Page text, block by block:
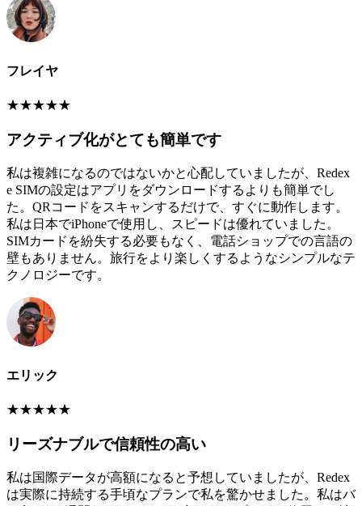
フレイヤ
★★★★★
アクティブ化がとても簡単です
私は複雑になるのではないかと心配していましたが、Redex
e SIMの設定はアプリをダウンロードするよりも簡単でし
た。QRコードをスキャンするだけで、すぐに動作します。
私は日本でiPhoneで使用し、スピードは優れていました。
SIMカードを紛失する必要もなく、電話ショップでの言語の
壁もありません。旅行をより楽しくするようなシンプルなテ
クノロジーです。
エリック
★★★★★
リーズナブルで信頼性の高い
私は国際データが高額になると予想していましたが、Redex
は実際に持続する手頃なプランで私を驚かせました。私はバ